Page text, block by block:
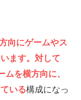
向にゲームやス
ます。対して
を横方向に、
いる構成になっ